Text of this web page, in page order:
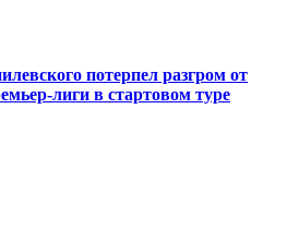
потерпел разгром от
лиги в стартовом туре